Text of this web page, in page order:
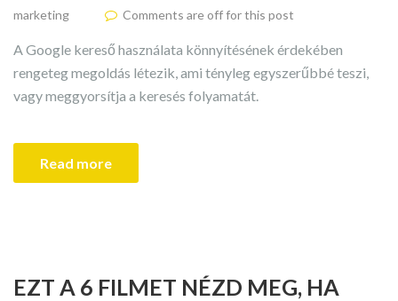
marketing
Comments are off for this post
A Google kereső használata könnyítésének érdekében
rengeteg megoldás létezik, ami tényleg egyszerűbbé teszi,
vagy meggyorsítja a keresés folyamatát.
Read more
EZT A 6 FILMET NÉZD MEG, HA